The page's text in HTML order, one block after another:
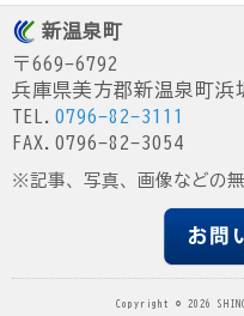
新温泉町
〒669-6792
兵庫県美方郡新温泉町浜
TEL. 0796-82-3111
FAX.0796-82-3054
※記事、写真、画像などの無
Copyright © 2026